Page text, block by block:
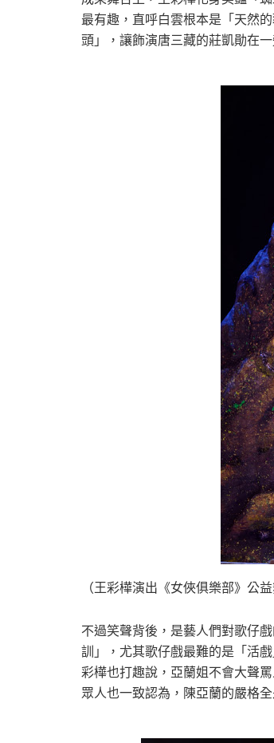
最有趣，直呼白雲根本是「天然
頭」，讓飾演唐三藏的莊凱勛在
（王彩樺演出《女俠俱樂部》公
不過笑聲背後，是藝人們對歌仔
訓」，尤其歌仔戲最難的是「活
彩樺也打趣說，亞蘭姐不會大聲
眾人也一致認為，陳亞蘭的嚴格